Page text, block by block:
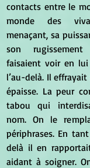
contacts entre le
monde des
menaçant, sa
son
faisaient voir en
l’au-delà. Il
épaisse. La peur
tabou qui
nom. On le
périphrases. En
delà il en
aidant à soigner.